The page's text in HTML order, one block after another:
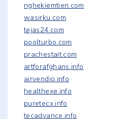
nghekiemtien.com
wasirku.com
tejas24.com
poolturbo.com
prachestait.com
artforafghans.info
airvendio.info
healthexe.info
puretecx.info
tecadvance.info